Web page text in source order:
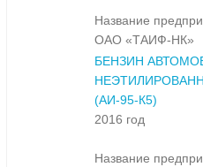
Название
ОАО «ТАИФ-НК»
БЕНЗИН
(АИ-95-К5)
2016 год
Название